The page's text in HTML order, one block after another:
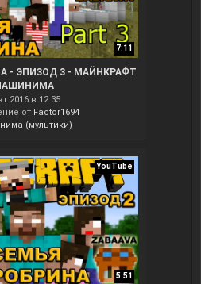
7:11
- ЭПИЗОД 3 - МАЙНКРАФТ
2016 в 12:35
от Factor1694
(мультики)
YouTube
5:51